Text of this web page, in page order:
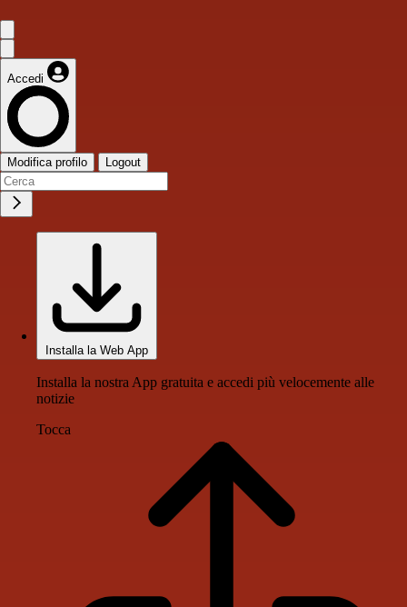
Accedi
Modifica profilo Logout
Installa la Web App
Installa la nostra App gratuita e accedi più velocemente alle
notizie
Tocca